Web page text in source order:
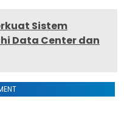
Sistem
Data Center dan